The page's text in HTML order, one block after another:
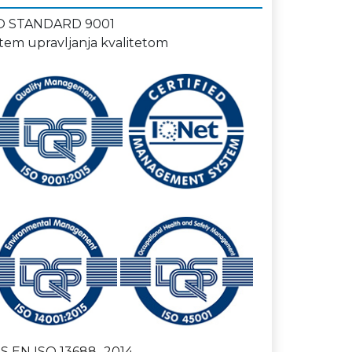
STANDARD 9001
upravljanja kvalitetom